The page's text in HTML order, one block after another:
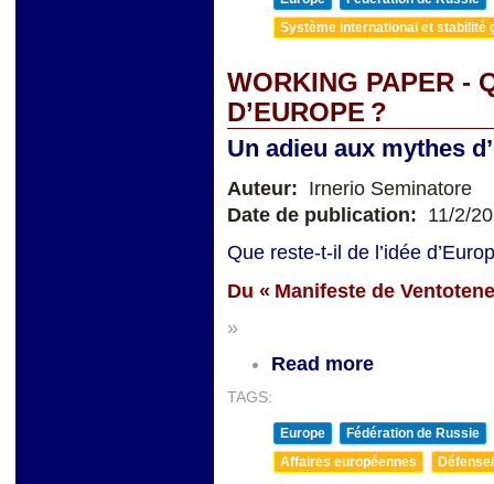
Système international et stabilité
WORKING PAPER -
D’EUROPE ?
Un adieu aux mythes
Auteur: Irnerio Seminatore
Date de publication: 11/2/
Que reste-t-il de l’idée
Du « Manifeste de
»
Read more
TAGS:
Europe
Fédération de Russie
Affaires européennes